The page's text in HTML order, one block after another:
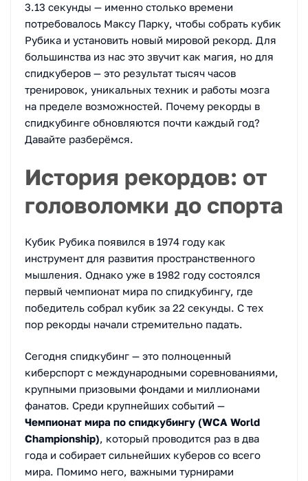
3.13 секунды — именно столько времени
потребовалось Максу Парку, чтобы собрать кубик
Рубика и установить новый мировой рекорд. Для
большинства из нас это звучит как магия, но для
спидкуберов — это результат тысяч часов
тренировок, уникальных техник и работы мозга
на пределе возможностей. Почему рекорды в
спидкубинге обновляются почти каждый год?
Давайте разберёмся.
История рекордов: от
головоломки до спорта
Кубик Рубика появился в 1974 году как
инструмент для развития пространственного
мышления. Однако уже в 1982 году состоялся
первый чемпионат мира по спидкубингу, где
победитель собрал кубик за 22 секунды. С тех
пор рекорды начали стремительно падать.
Сегодня спидкубинг — это полноценный
киберспорт с международными соревнованиями,
крупными призовыми фондами и миллионами
фанатов. Среди крупнейших событий —
Чемпионат мира по спидкубингу (WCA World
Championship), который проводится раз в два
года и собирает сильнейших куберов со всего
мира. Помимо него, важными турнирами